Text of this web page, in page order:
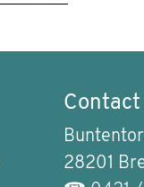
Contact
28201